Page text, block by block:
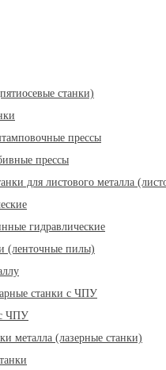
станки)
прессы
прессы
для листового металла
гидравлические
(ленточные пилы)
станки с ЧПУ
ЧПУ
металла (лазерные станки)